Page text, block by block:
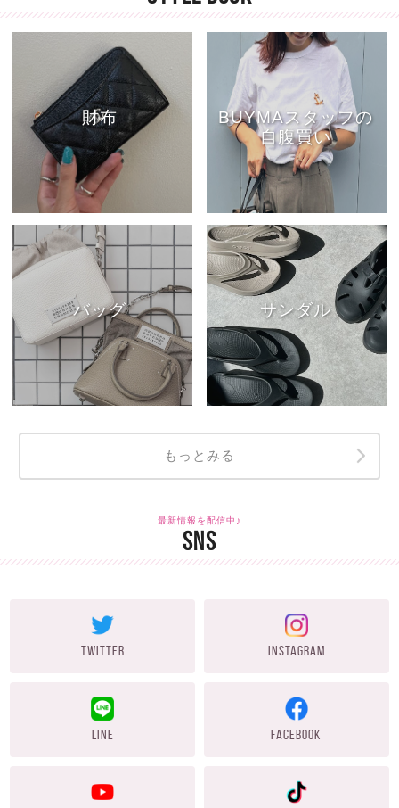
財布
BUYMAスタッフの
自腹買い
バッグ サンダル
もっとみる
最新情報を配信中♪
SNS
TWITTER INSTAGRAM
LINE FACEBOOK